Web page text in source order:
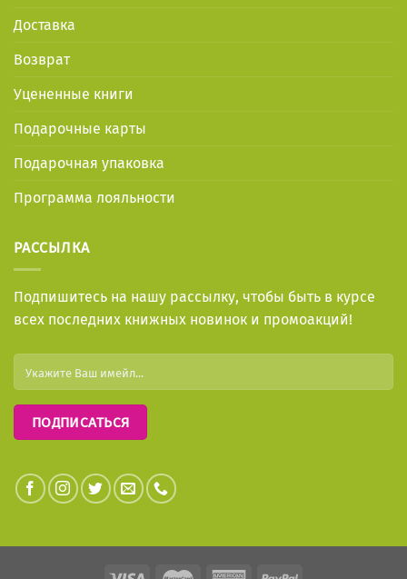
Доставка
Возврат
Уцененные книги
Подарочные карты
Подарочная упаковка
Программа лояльности
РАССЫЛКА
Подпишитесь на нашу рассылку, чтобы быть в курсе
всех последних книжных новинок и промоакций!